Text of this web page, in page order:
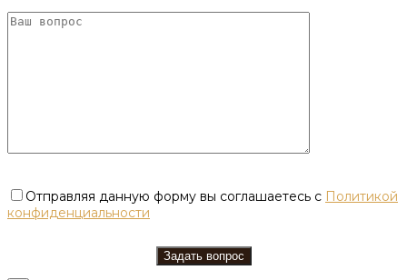
Отправляя данную форму вы соглашаетесь с Политикой
конфиденциальности